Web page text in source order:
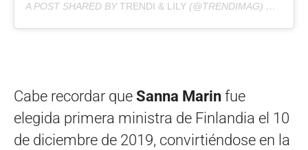
A POST SHARED BYTRENDI & LILY (@TRENDIMAG) ON
Cabe recordar que Sanna Marin fue
elegida primera ministra de Finlandia el 10
de diciembre de 2019, convirtiéndose en la